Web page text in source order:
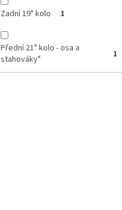
Zadní 19" kolo 1
Přední 21" kolo - osa a
stahováky"
1